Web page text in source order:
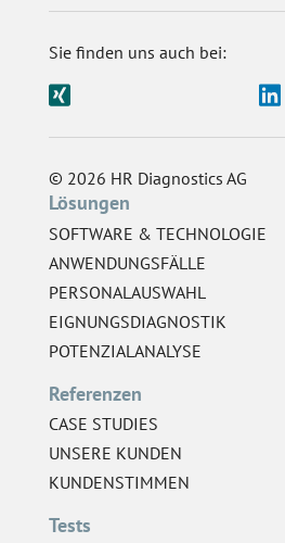
Sie finden uns auch bei:
© 2026 HR Diagnostics AG
Lösungen
SOFTWARE & TECHNOLOGIE
ANWENDUNGSFÄLLE
PERSONALAUSWAHL
EIGNUNGSDIAGNOSTIK
POTENZIALANALYSE
Referenzen
CASE STUDIES
UNSERE KUNDEN
KUNDENSTIMMEN
Tests